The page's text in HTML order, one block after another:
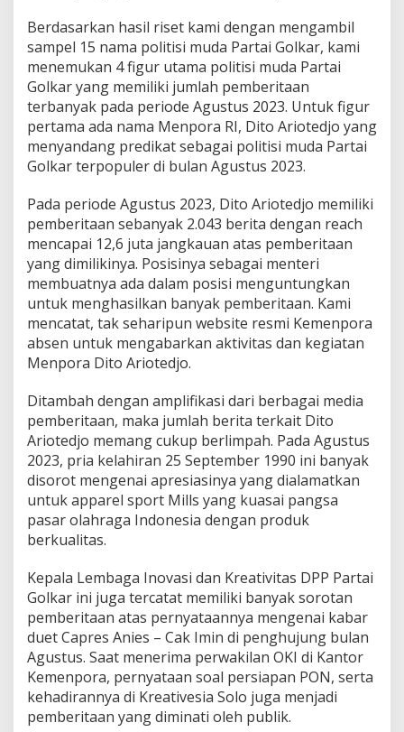
Berdasarkan hasil riset kami dengan mengambil
sampel 15 nama politisi muda Partai Golkar, kami
menemukan 4 figur utama politisi muda Partai
Golkar yang memiliki jumlah pemberitaan
terbanyak pada periode Agustus 2023. Untuk figur
pertama ada nama Menpora RI, Dito Ariotedjo yang
menyandang predikat sebagai politisi muda Partai
Golkar terpopuler di bulan Agustus 2023.
Pada periode Agustus 2023, Dito Ariotedjo memiliki
pemberitaan sebanyak 2.043 berita dengan reach
mencapai 12,6 juta jangkauan atas pemberitaan
yang dimilikinya. Posisinya sebagai menteri
membuatnya ada dalam posisi menguntungkan
untuk menghasilkan banyak pemberitaan. Kami
mencatat, tak seharipun website resmi Kemenpora
absen untuk mengabarkan aktivitas dan kegiatan
Menpora Dito Ariotedjo.
Ditambah dengan amplifikasi dari berbagai media
pemberitaan, maka jumlah berita terkait Dito
Ariotedjo memang cukup berlimpah. Pada Agustus
2023, pria kelahiran 25 September 1990 ini banyak
disorot mengenai apresiasinya yang dialamatkan
untuk apparel sport Mills yang kuasai pangsa
pasar olahraga Indonesia dengan produk
berkualitas.
Kepala Lembaga Inovasi dan Kreativitas DPP Partai
Golkar ini juga tercatat memiliki banyak sorotan
pemberitaan atas pernyataannya mengenai kabar
duet Capres Anies – Cak Imin di penghujung bulan
Agustus. Saat menerima perwakilan OKI di Kantor
Kemenpora, pernyataan soal persiapan PON, serta
kehadirannya di Kreativesia Solo juga menjadi
pemberitaan yang diminati oleh publik.